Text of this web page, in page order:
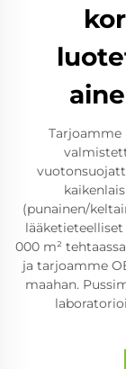
Tarjoamme
(punainen/
000 m²
ja tarjoamme
maahan.